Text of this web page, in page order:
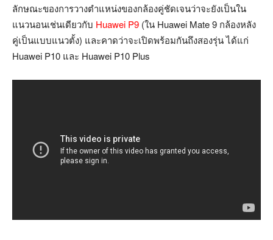
ลักษณะของการวางตำแหน่งของกล้องคู่ชัดเจนว่าจะยังเป็นใน
แนวนอนเช่นเดียวกับ Huawei P9 (ใน Huawei Mate 9 กล้องหลัง
คู่เป็นแบบแนวตั้ง) และคาดว่าจะเปิดพร้อมกันถึงสองรุ่น ได้แก่
Huawei P10 และ Huawei P10 Plus